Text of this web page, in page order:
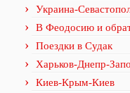
Украина-
В Феодосию и
Поездки в Судак
Харьков-Днепр-
Киев-Крым-Киев